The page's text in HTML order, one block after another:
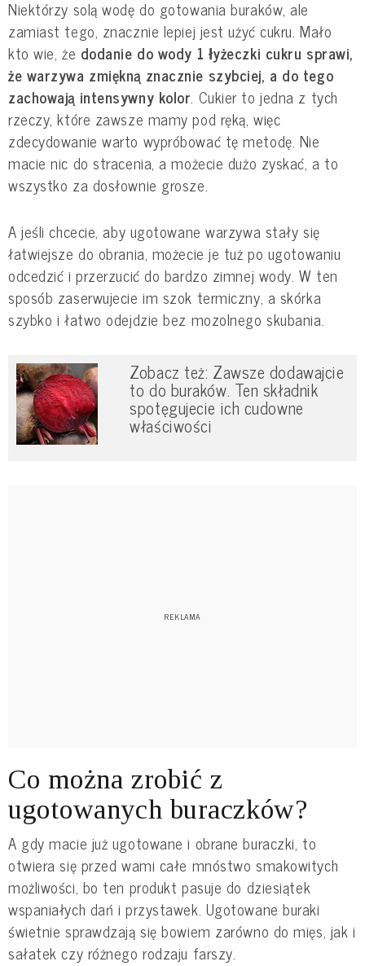
Niektórzy solą wodę do gotowania buraków, ale
zamiast tego, znacznie lepiej jest użyć cukru. Mało
kto wie, że dodanie do wody 1 łyżeczki cukru sprawi,
że warzywa zmiękną znacznie szybciej, a do tego
zachowają intensywny kolor. Cukier to jedna z tych
rzeczy, które zawsze mamy pod ręką, więc
zdecydowanie warto wypróbować tę metodę. Nie
macie nic do stracenia, a możecie dużo zyskać, a to
wszystko za dosłownie grosze.
A jeśli chcecie, aby ugotowane warzywa stały się
łatwiejsze do obrania, możecie je tuż po ugotowaniu
odcedzić i przerzucić do bardzo zimnej wody. W ten
sposób zaserwujecie im szok termiczny, a skórka
szybko i łatwo odejdzie bez mozolnego skubania.
Zobacz też: Zawsze dodawajcie
to do buraków. Ten składnik
spotęgujecie ich cudowne
właściwości
Co można zrobić z
ugotowanych buraczków?
A gdy macie już ugotowane i obrane buraczki, to
otwiera się przed wami całe mnóstwo smakowitych
możliwości, bo ten produkt pasuje do dziesiątek
wspaniałych dań i przystawek. Ugotowane buraki
świetnie sprawdzają się bowiem zarówno do mięs, jak i
sałatek czy różnego rodzaju farszy.